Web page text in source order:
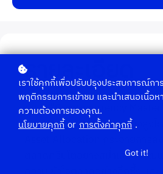
รายละเอียด
คลาส "Cryptocurrency Master"
สินทรัพย์ดิจิทัลที่มีความเสี่ยงสูงโด
ตลาดคริปโตอย่างสม่ำเสมอ พัฒ
เราใช้คุกกี้เพื่อปรับปรุงประสบการณ์ก
พฤติกรรมการเข้าชม และนำเสนอเนื้อ
ความต้องการของคุณ.
นโยบายคุกกี้ or การตั้งค่าคุกกี้ .
Got it!